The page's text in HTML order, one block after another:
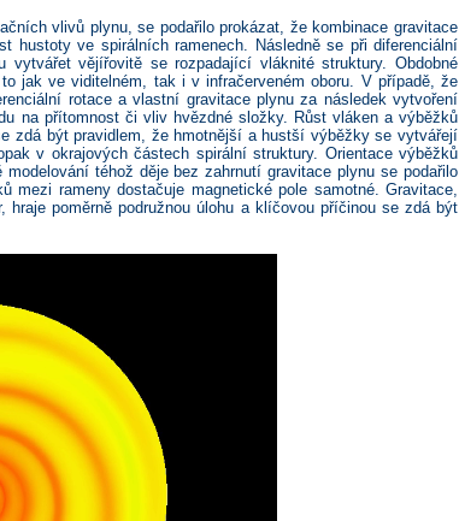
vlivů plynu, se podařilo prokázat, že kombinace gravitace
hustoty ve spirálních ramenech. Následně se při diferenciální
vějířovitě se rozpadající vláknité struktury. Obdobné
jak ve viditelném, tak i v infračerveném oboru. V případě, že
rotace a vlastní gravitace plynu za následek vytvoření
na přítomnost či vliv hvězdné složky. Růst vláken a výběžků
zdá být pravidlem, že hmotnější a hustší výběžky se vytvářejí
v okrajových částech spirální struktury. Orientace výběžků
téhož děje bez zahrnutí gravitace plynu se podařilo
rameny dostačuje magnetické pole samotné. Gravitace,
poměrně podružnou úlohu a klíčovou příčinou se zdá být